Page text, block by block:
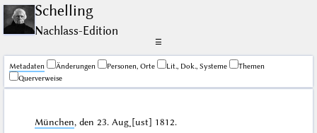
Schelling
Nachlass-Edition
☰
Me­ta­da­ten Änderungen Personen, Orte Lit., Dok., Systeme
Themen
Querverweise
München, den23. Aug˖[ust] 1812.